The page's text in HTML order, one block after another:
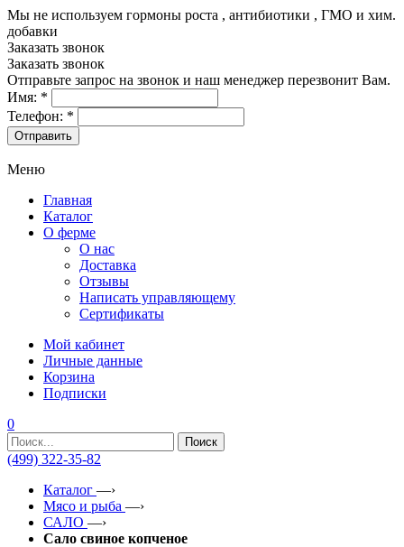
Мы не используем гормоны роста , антибиотики , ГМО и хим.
добавки
Заказать звонок
Заказать звонок
Отправьте запрос на звонок и наш менеджер перезвонит Вам.
Имя: *
Телефон: *
Меню
Главная
Каталог
О ферме
О нас
Доставка
Отзывы
Написать управляющему
Сертификаты
Мой кабинет
Личные данные
Корзина
Подписки
0
Поиск
(499) 322-35-82
Каталог —›
Мясо и рыба —›
САЛО —›
Сало свиное копченое